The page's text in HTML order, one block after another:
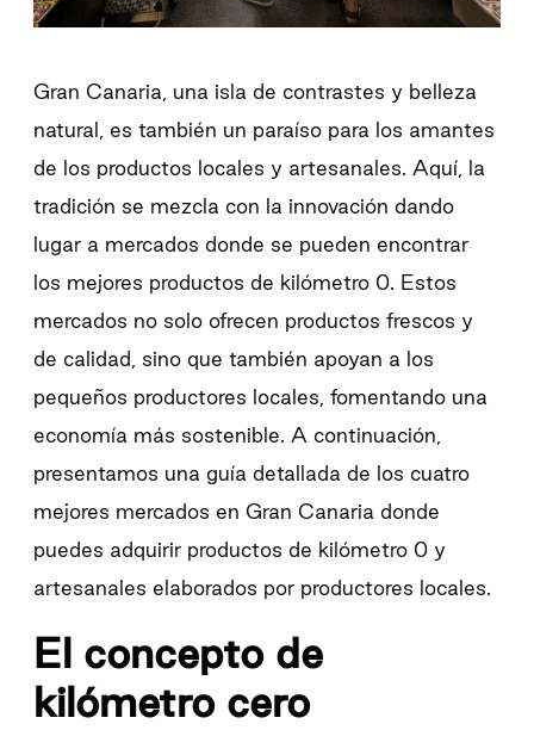
Gran Canaria, una isla de contrastes y belleza
natural, es también un paraíso para los amantes
de los productos locales y artesanales. Aquí, la
tradición se mezcla con la innovación dando
lugar a mercados donde se pueden encontrar
los mejores productos de kilómetro 0. Estos
mercados no solo ofrecen productos frescos y
de calidad, sino que también apoyan a los
pequeños productores locales, fomentando una
economía más sostenible. A continuación,
presentamos una guía detallada de los cuatro
mejores mercados en Gran Canaria donde
puedes adquirir productos de kilómetro 0 y
artesanales elaborados por productores locales.
El concepto de
kilómetro cero